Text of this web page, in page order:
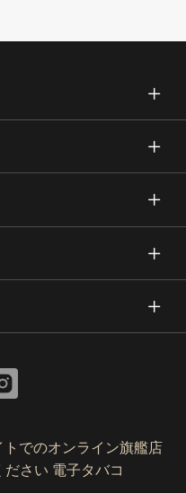
トでのオンライン旗艦店
ださい 電子タバコ